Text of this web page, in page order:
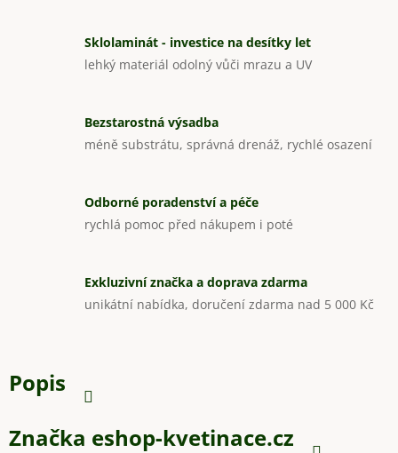
Sklolaminát - investice na desítky let
lehký materiál odolný vůči mrazu a UV
Bezstarostná výsadba
méně substrátu, správná drenáž, rychlé osazení
Odborné poradenství a péče
rychlá pomoc před nákupem i poté
Exkluzivní značka a doprava zdarma
unikátní nabídka, doručení zdarma nad 5 000 Kč
Popis
Značka eshop-kvetinace.cz